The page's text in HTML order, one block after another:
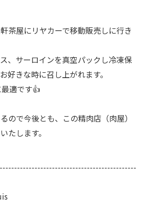
茶屋にリヤカーで移動販売しに行き
、サーロインを真空パックし冷凍保
好きな時に召し上がれます。
適です👍
ので今後とも、この精肉店（肉屋）
たします。